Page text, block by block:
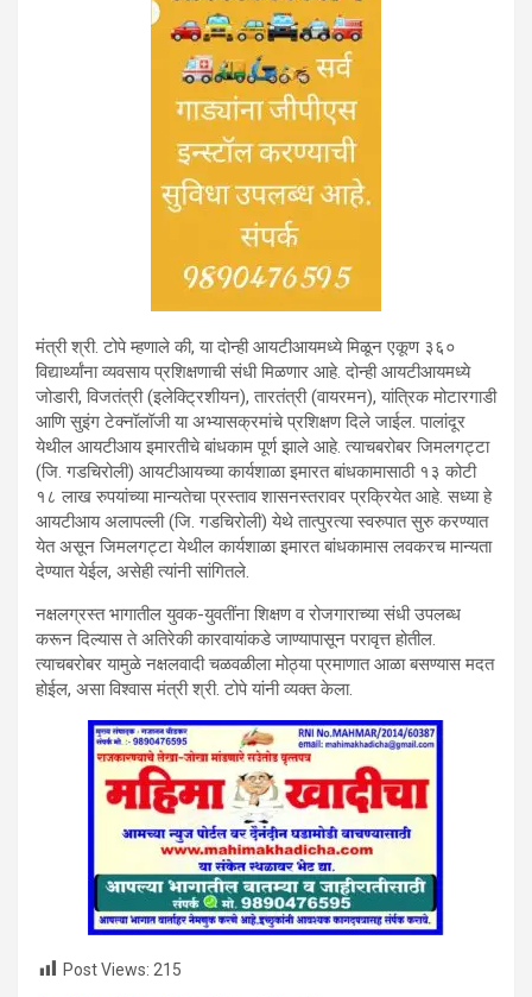
मंत्री श्री. टोपे म्हणाले की, या दोन्ही आयटीआयमध्ये मिळून एकूण ३६०
विद्यार्थ्यांना व्यवसाय प्रशिक्षणाची संधी मिळणार आहे. दोन्ही आयटीआयमध्ये
जोडारी, विजतंत्री (इलेक्ट्रिशीयन), तारतंत्री (वायरमन), यांत्रिक मोटारगाडी
आणि सुइंग टेक्नॉलॉजी या अभ्यासक्रमांचे प्रशिक्षण दिले जाईल. पालांदूर
येथील आयटीआय इमारतीचे बांधकाम पूर्ण झाले आहे. त्याचबरोबर जिमलगट्टा
(जि. गडचिरोली) आयटीआयच्या कार्यशाळा इमारत बांधकामासाठी १३ कोटी
१८ लाख रुपयांच्या मान्यतेचा प्रस्ताव शासनस्तरावर प्रक्रियेत आहे. सध्या हे
आयटीआय अलापल्ली (जि. गडचिरोली) येथे तात्पुरत्या स्वरुपात सुरु करण्यात
येत असून जिमलगट्टा येथील कार्यशाळा इमारत बांधकामास लवकरच मान्यता
देण्यात येईल, असेही त्यांनी सांगितले.
नक्षलग्रस्त भागातील युवक-युवतींना शिक्षण व रोजगाराच्या संधी उपलब्ध
करून दिल्यास ते अतिरेकी कारवायांकडे जाण्यापासून परावृत्त होतील.
त्याचबरोबर यामुळे नक्षलवादी चळवळीला मोठ्या प्रमाणात आळा बसण्यास मदत
होईल, असा विश्वास मंत्री श्री. टोपे यांनी व्यक्त केला.
Post Views: 215